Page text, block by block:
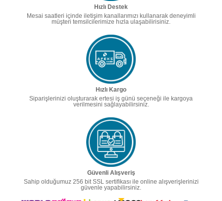
Hızlı Destek
Mesai saatleri içinde iletişim kanallarımızı kullanarak deneyimli
müşteri temsilcilerimize hızla ulaşabilirisiniz.
Hızlı Kargo
Siparişlerinizi oluşturarak ertesi iş günü seçeneği ile kargoya
verilmesini sağlayabilirsiniz.
Güvenli Alışveriş
Sahip olduğumuz 256 bit SSL sertifikası ile online alışverişlerinizi
güvenle yapabilirsiniz.